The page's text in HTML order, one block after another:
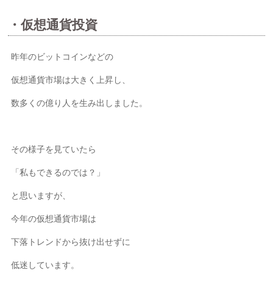
・仮想通貨投資
昨年のビットコインなどの
仮想通貨市場は大きく上昇し、
数多くの億り人を生み出しました。
その様子を見ていたら
「私もできるのでは？」
と思いますが、
今年の仮想通貨市場は
下落トレンドから抜け出せずに
低迷しています。